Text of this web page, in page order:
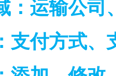
：运输公
支付方